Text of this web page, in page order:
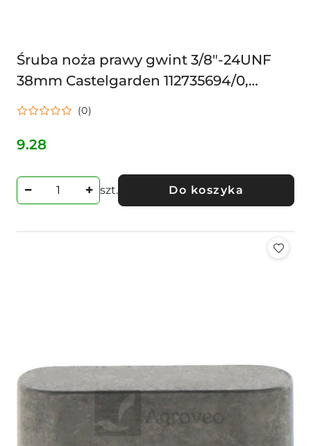
Śruba noża prawy gwint 3/8"-24UNF
38mm Castelgarden 112735694/0,
12735694/0, (do roku 08/2015)
(0)
Cena:
9.28
szt. Do koszyka